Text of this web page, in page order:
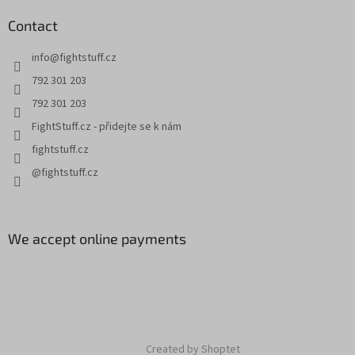
Contact
info@fightstuff.cz
792 301 203
792 301 203
FightStuff.cz - přidejte se k nám
fightstuff.cz
@fightstuff.cz
We accept online payments
Created by Shoptet